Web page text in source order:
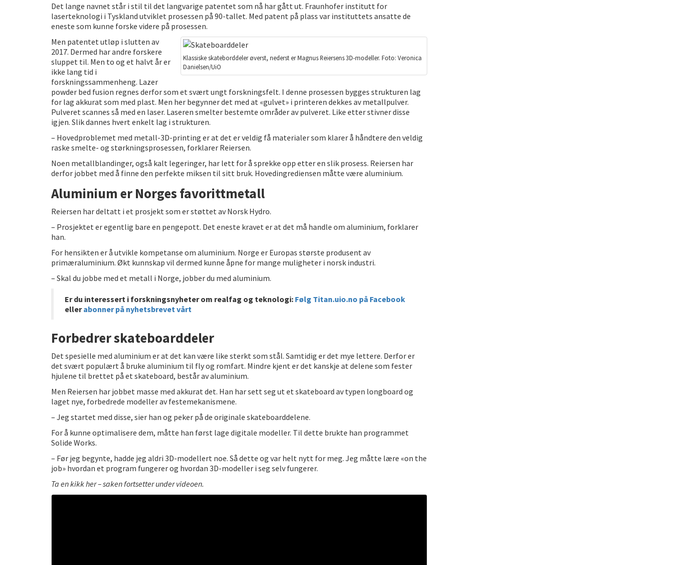
Det lange navnet står i stil til det langvarige patentet som nå har gått ut. Fraunhofer institutt for
laserteknologi i Tyskland utviklet prosessen på 90-tallet. Med patent på plass var instituttets ansatte de
eneste som kunne forske videre på prosessen.
Klassiske skateborddeler øverst, nederst er Magnus Reiersens 3D-modeller. Foto: Veronica
Danielsen/UiO
Men patentet utløp i slutten av
2017. Dermed har andre forskere
sluppet til. Men to og et halvt år er
ikke lang tid i
forskningssammenheng. Lazer
powder bed fusion regnes derfor som et svært ungt forskningsfelt. I denne prosessen bygges strukturen lag
for lag akkurat som med plast. Men her begynner det med at «gulvet» i printeren dekkes av metallpulver.
Pulveret scannes så med en laser. Laseren smelter bestemte områder av pulveret. Like etter stivner disse
igjen. Slik dannes hvert enkelt lag i strukturen.
– Hovedproblemet med metall-3D-printing er at det er veldig få materialer som klarer å håndtere den veldig
raske smelte- og størkningsprosessen, forklarer Reiersen.
Noen metallblandinger, også kalt legeringer, har lett for å sprekke opp etter en slik prosess. Reiersen har
derfor jobbet med å finne den perfekte miksen til sitt bruk. Hovedingrediensen måtte være aluminium.
Aluminium er Norges favorittmetall
Reiersen har deltatt i et prosjekt som er støttet av Norsk Hydro.
– Prosjektet er egentlig bare en pengepott. Det eneste kravet er at det må handle om aluminium, forklarer
han.
For hensikten er å utvikle kompetanse om aluminium. Norge er Europas største produsent av
primæraluminium. Økt kunnskap vil dermed kunne åpne for mange muligheter i norsk industri.
– Skal du jobbe med et metall i Norge, jobber du med aluminium.
Er du interessert i forskningsnyheter om realfag og teknologi: Følg Titan.uio.no på Facebook
ellerabonner på nyhetsbrevet vårt
Forbedrer skateboarddeler
Det spesielle med aluminium er at det kan være like sterkt som stål. Samtidig er det mye lettere. Derfor er
det svært populært å bruke aluminium til fly og romfart. Mindre kjent er det kanskje at delene som fester
hjulene til brettet på et skateboard, består av aluminium.
Men Reiersen har jobbet masse med akkurat det. Han har sett seg ut et skateboard av typen longboard og
laget nye, forbedrede modeller av festemekanismene.
– Jeg startet med disse, sier han og peker på de originale skateboarddelene.
For å kunne optimalisere dem, måtte han først lage digitale modeller. Til dette brukte han programmet
Solide Works.
– Før jeg begynte, hadde jeg aldri 3D-modellert noe. Så dette og var helt nytt for meg. Jeg måtte lære «on the
job» hvordan et program fungerer og hvordan 3D-modeller i seg selv fungerer.
Ta en kikk her – saken fortsetter under videoen.